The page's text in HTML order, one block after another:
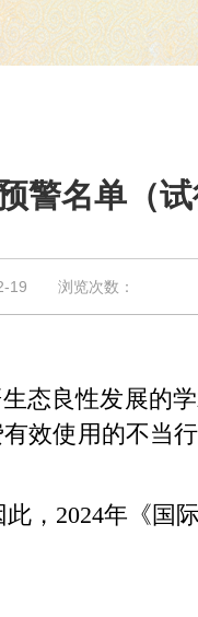
警名单（
19 浏览次数：
态良性发展的
效使用的不当
，2024年《国